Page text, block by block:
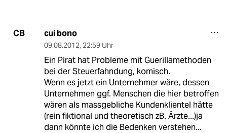
CB cui bono
09.08.2012, 22:59 Uhr
Ein Pirat hat Probleme mit Guerillamethoden
bei der Steuerfahndung, komisch.
Wenn es jetzt ein Unternehmer wäre, dessen
Unternehmen ggf. Menschen die hier betroffen
wären als massgebliche Kundenklientel hätte
(rein fiktional und theoretisch zB. Ärzte...)ja
dann könnte ich die Bedenken verstehen...